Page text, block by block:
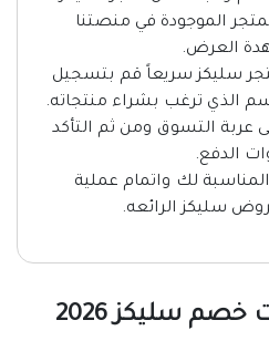
الموجودة في منصتنا
العرض.
سليكز سريعاً قم بتسجيل
الذي ترغب بشراء منتجاته.
عربة التسوق ومن ثم التأكد
الدفع.
لك واتمام عملية
سليكز الرائعه.
سليكز 2026